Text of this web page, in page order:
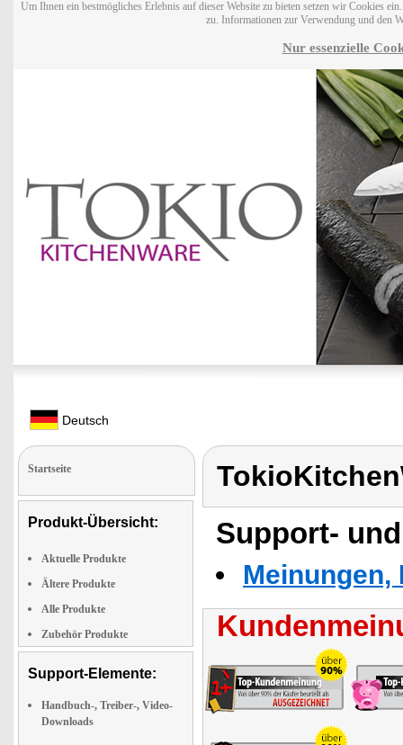
Um Ihnen ein bestmögliches Erlebnis auf dieser Website zu bieten setzen wir Cookies
zu. Informationen zur Verwendung und den
Nur essenzielle
Deutsch
Startseite
Produkt-Übersicht:
Aktuelle Produkte
Ältere Produkte
Alle Produkte
Zubehör Produkte
Support-Elemente:
Handbuch-, Treiber-, Video-
Downloads
Support-